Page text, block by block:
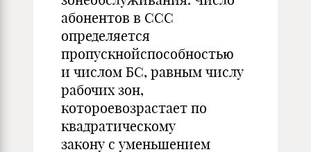
абонентов в ССС
определяется
пропускнойспособностью
и числом БС, равным числу
рабочих зон,
котороевозрастает по
квадратическому
закону с уменьшением